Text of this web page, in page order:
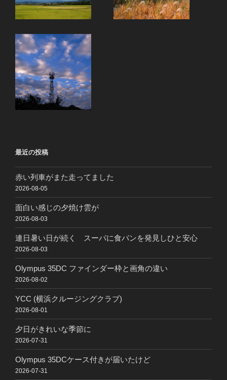
最近の投稿
赤い列車がまた走ってました
2026-08-05
面白い感じの夕焼け雲が
2026-08-03
連日暑い日が続く スーパに食パンを発見しひと安心
2026-08-03
Olympus 35DC ファインダー枠と画角の違い
2026-08-02
YCC (横浜クルージングクラブ)
2026-08-01
夕日がきれいな季節に
2026-07-31
Olympus 35DCケース付きが届いたけど
2026-07-31